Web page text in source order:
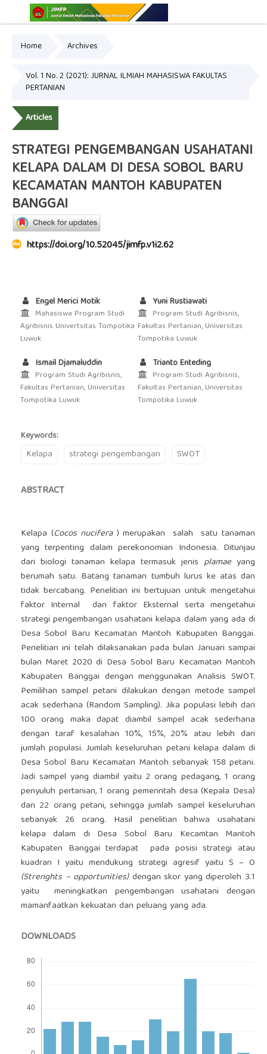
Home Archives
Vol. 1 No. 2 (2021): JURNAL ILMIAH MAHASISWA FAKULTAS
PERTANIAN
Articles
STRATEGI PENGEMBANGAN USAHATANI
KELAPA DALAM DI DESA SOBOL BARU
KECAMATAN MANTOH KABUPATEN
BANGGAI
https://doi.org/10.52045/jimfp.v1i2.62
Engel Merici Motik
Mahasiswa Program Studi
Agribisnis Univertsitas Tompotika
Luwuk
Yuni Rustiawati
Program Studi Agribisnis,
Fakultas Pertanian, Universitas
Tompotika Luwuk
Ismail Djamaluddin
Program Studi Agribisnis,
Fakultas Pertanian, Universitas
Tompotika Luwuk
Trianto Enteding
Program Studi Agribisnis,
Fakultas Pertanian, Universitas
Tompotika Luwuk
Keywords:
Kelapa strategi pengembangan SWOT
ABSTRACT
Kelapa (Cocos nucifera ) merupakan salah satu tanaman
yang terpenting dalam perekonomian Indonesia. Ditunjau
dari biologi tanaman kelapa termasuk jenisplamaeyang
berumah satu. Batang tanaman tumbuh lurus ke atas dan
tidak bercabang. Penelitian ini bertujuan untuk mengetahui
faktor Internal dan faktor Eksternal serta mengetahui
strategi pengembangan usahatani kelapa dalam yang ada di
Desa Sobol Baru Kecamatan Mantoh Kabupaten Banggai.
Penelitian ini telah dilaksanakan pada bulan Januari sampai
bulan Maret 2020 di Desa Sobol Baru Kecamatan Mantoh
Kabupaten Banggai dengan menggunakan Analisis SWOT.
Pemilihan sampel petani dilakukan dengan metode sampel
acak sederhana (Random Sampling). Jika populasi lebih dari
100 orang maka dapat diambil sampel acak sederhana
dengan taraf kesalahan 10%, 15%, 20% atau lebih dari
jumlah populasi. Jumlah keseluruhan petani kelapa dalam di
Desa Sobol Baru Kecamatan Mantoh sebanyak 158 petani.
Jadi sampel yang diambil yaitu 2 orang pedagang, 1 orang
penyuluh pertanian, 1 orang pemerintah desa (Kepala Desa)
dan 22 orang petani, sehingga jumlah sampel keseluruhan
sebanyak 26 orang. Hasil penelitian bahwa usahatani
kelapa dalam di Desa Sobol Baru Kecamtan Mantoh
Kabupaten Banggai terdapat pada posisi strategi atau
kuadran I yaitu mendukung strategi agresif yaitu S – O
(Strenghts – opportunities)dengan skor yang diperoleh 3.1
yaitu meningkatkan pengembangan usahatani dengan
mamanfaatkan kekuatan dan peluang yang ada.
DOWNLOADS